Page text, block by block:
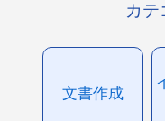
カテ
文書作成